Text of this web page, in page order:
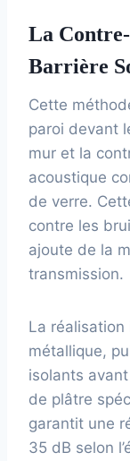
La
Barrière
Cette
paroi devant
mur et la
acoustique
de verre.
contre les
ajoute de la
transmission.
La
métallique,
isolants
de plâtre
garantit une
35 dB selon